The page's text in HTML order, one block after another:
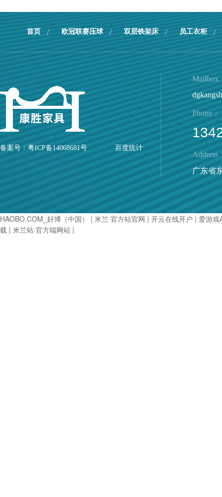
首页 欧冠联赛压球 双层铁架床 员工衣柜
备案号： 粤ICP备14068681号 百度统计
Mailbox
Phone：
Address
广东省
HAOBO.COM_好博（中国） | 米兰·官方站官网 | 开云在线开户 | 爱游戏
载 | 米兰站·官方端网站 |